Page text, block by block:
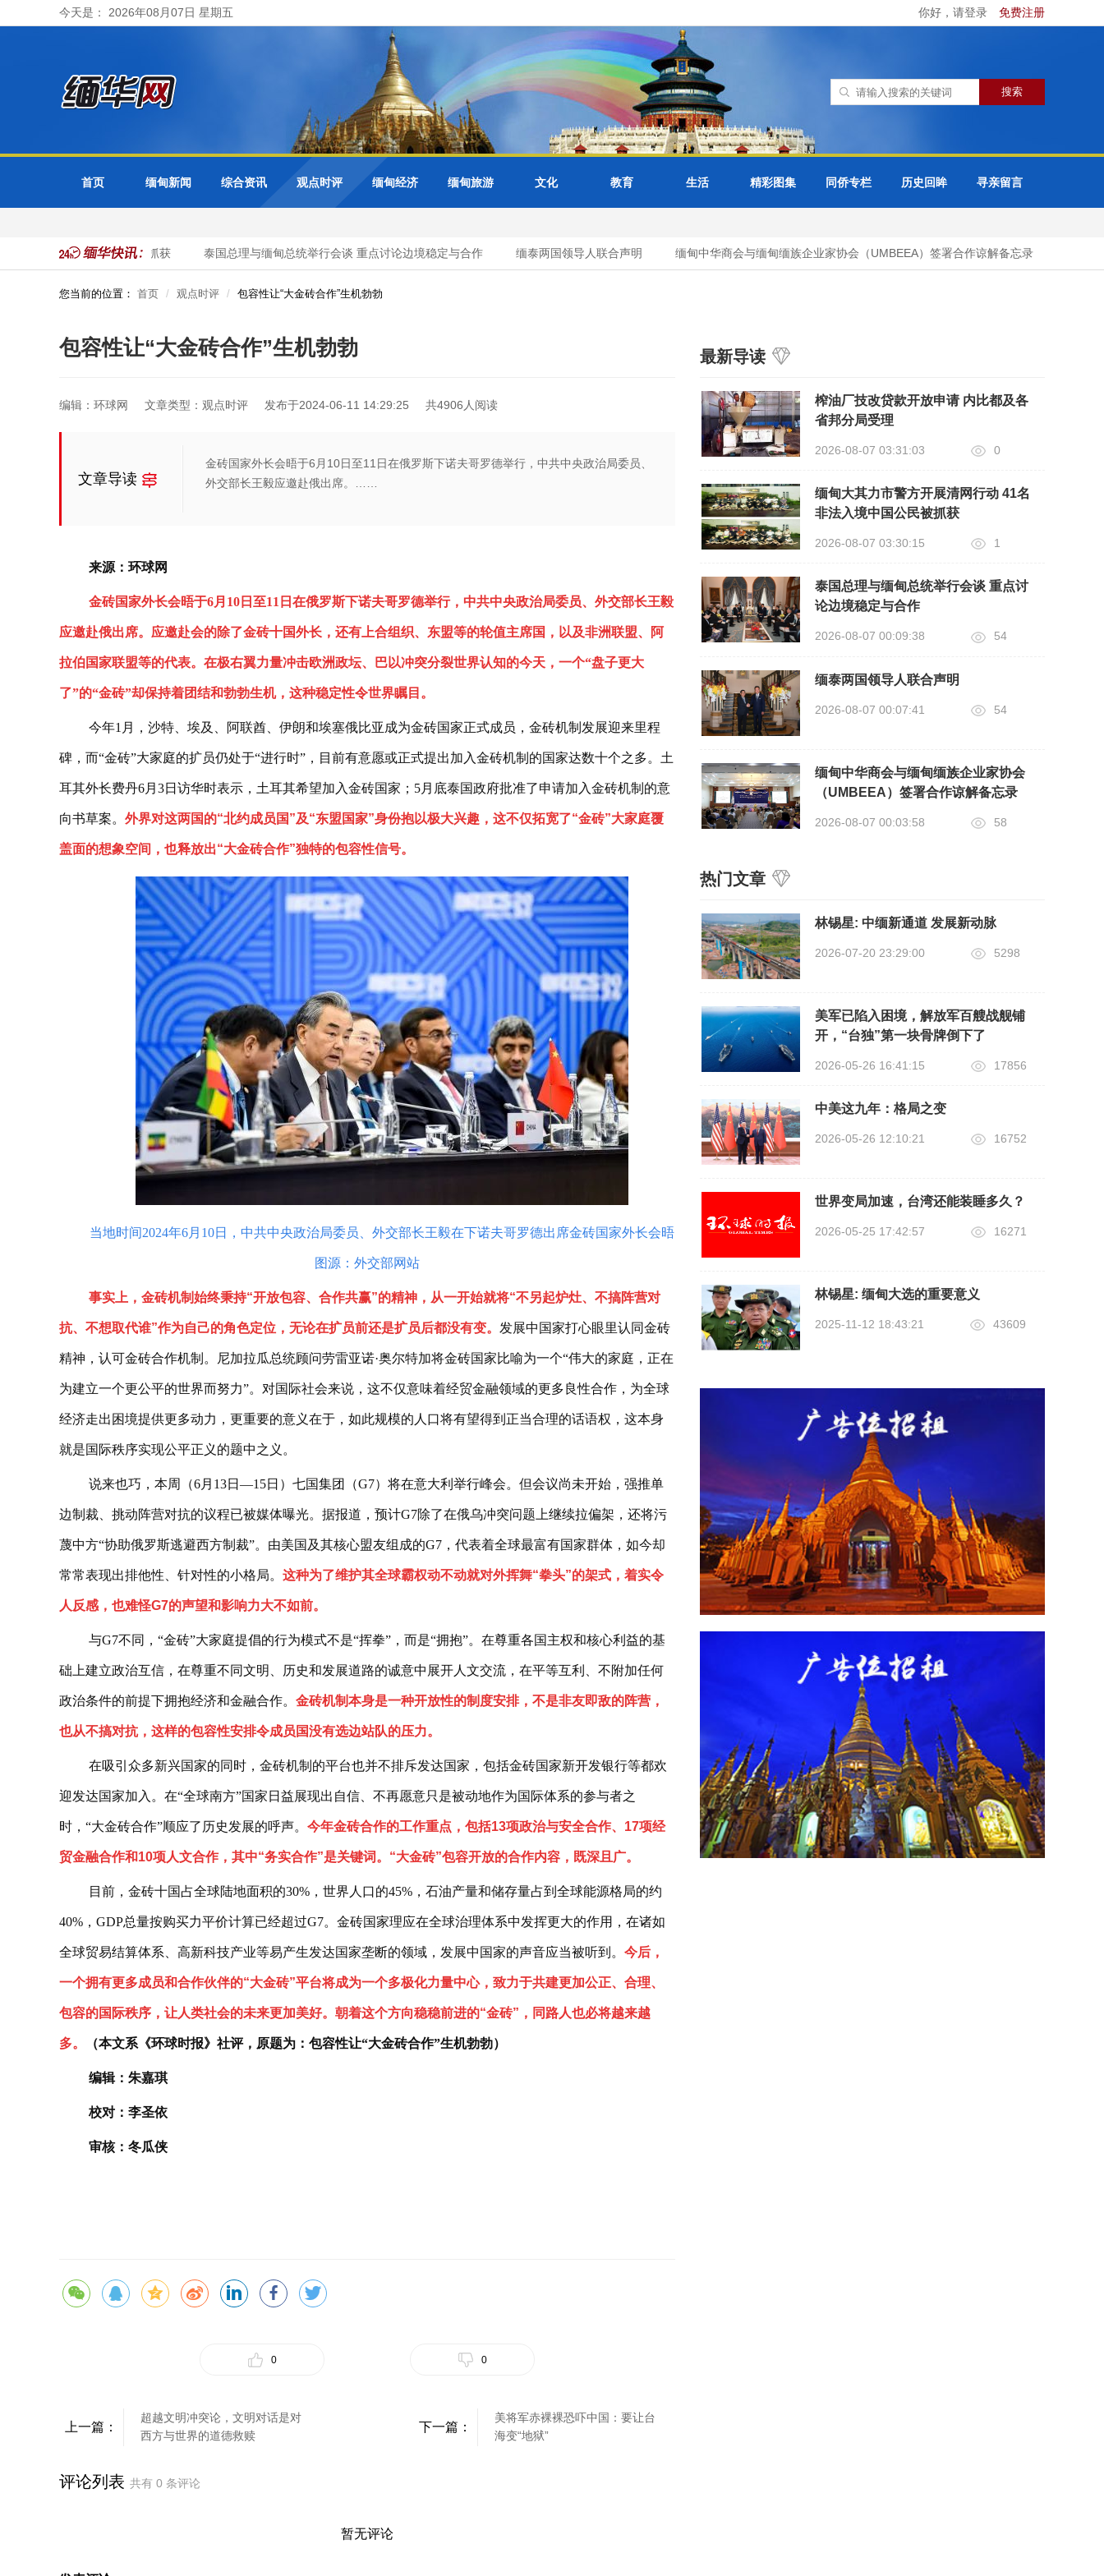
今天是： 2026年08月07日 星期五 你好，请登录 免费注册
首页 缅甸新闻 综合资讯 观点时评 缅甸经济 缅甸旅游 文化 教育 生活 精彩图集 同侨专栏 历史回眸 寻亲留言
名非法入境中国公民被抓获 泰国总理与缅甸总统举行会谈 重点讨论边境稳定与合作 缅泰两国领导人联合声明 缅甸中华商会与缅甸缅族企业家协会（UMBEEA）签署合作谅解备忘录
您当前的位置： 首页 观点时评 包容性让“大金砖合作”生机勃勃
包容性让“大金砖合作”生机勃勃
编辑：环球网 文章类型：观点时评 发布于2024-06-11 14:29:25 共4906人阅读
文章导读
金砖国家外长会晤于6月10日至11日在俄罗斯下诺夫哥罗德举行，中共中央政治局委员、
外交部长王毅应邀赴俄出席。……
来源：环球网
金砖国家外长会晤于6月10日至11日在俄罗斯下诺夫哥罗德举行，中共中央政治局委员、外交部长王毅
应邀赴俄出席。应邀赴会的除了金砖十国外长，还有上合组织、东盟等的轮值主席国，以及非洲联盟、阿
拉伯国家联盟等的代表。在极右翼力量冲击欧洲政坛、巴以冲突分裂世界认知的今天，一个“盘子更大
了”的“金砖”却保持着团结和勃勃生机，这种稳定性令世界瞩目。
今年1月，沙特、埃及、阿联酋、伊朗和埃塞俄比亚成为金砖国家正式成员，金砖机制发展迎来里程
碑，而“金砖”大家庭的扩员仍处于“进行时”，目前有意愿或正式提出加入金砖机制的国家达数十个之多。土
耳其外长费丹6月3日访华时表示，土耳其希望加入金砖国家；5月底泰国政府批准了申请加入金砖机制的意
向书草案。 外界对这两国的“北约成员国”及“东盟国家”身份抱以极大兴趣，这不仅拓宽了“金砖”大家庭覆
盖面的想象空间，也释放出“大金砖合作”独特的包容性信号。
当地时间2024年6月10日，中共中央政治局委员、外交部长王毅在下诺夫哥罗德出席金砖国家外长会晤
图源：外交部网站
事实上，金砖机制始终秉持“开放包容、合作共赢”的精神，从一开始就将“不另起炉灶、不搞阵营对
抗、不想取代谁”作为自己的角色定位，无论在扩员前还是扩员后都没有变。 发展中国家打心眼里认同金砖
精神，认可金砖合作机制。尼加拉瓜总统顾问劳雷亚诺·奥尔特加将金砖国家比喻为一个“伟大的家庭，正在
为建立一个更公平的世界而努力”。对国际社会来说，这不仅意味着经贸金融领域的更多良性合作，为全球
经济走出困境提供更多动力，更重要的意义在于，如此规模的人口将有望得到正当合理的话语权，这本身
就是国际秩序实现公平正义的题中之义。
说来也巧，本周（6月13日—15日）七国集团（G7）将在意大利举行峰会。但会议尚未开始，强推单
边制裁、挑动阵营对抗的议程已被媒体曝光。据报道，预计G7除了在俄乌冲突问题上继续拉偏架，还将污
蔑中方“协助俄罗斯逃避西方制裁”。由美国及其核心盟友组成的G7，代表着全球最富有国家群体，如今却
常常表现出排他性、针对性的小格局。 这种为了维护其全球霸权动不动就对外挥舞“拳头”的架式，着实令
人反感，也难怪G7的声望和影响力大不如前。
与G7不同，“金砖”大家庭提倡的行为模式不是“挥拳”，而是“拥抱”。在尊重各国主权和核心利益的基
础上建立政治互信，在尊重不同文明、历史和发展道路的诚意中展开人文交流，在平等互利、不附加任何
政治条件的前提下拥抱经济和金融合作。 金砖机制本身是一种开放性的制度安排，不是非友即敌的阵营，
也从不搞对抗，这样的包容性安排令成员国没有选边站队的压力。
在吸引众多新兴国家的同时，金砖机制的平台也并不排斥发达国家，包括金砖国家新开发银行等都欢
迎发达国家加入。在“全球南方”国家日益展现出自信、不再愿意只是被动地作为国际体系的参与者之
时，“大金砖合作”顺应了历史发展的呼声。 今年金砖合作的工作重点，包括13项政治与安全合作、17项经
贸金融合作和10项人文合作，其中“务实合作”是关键词。“大金砖”包容开放的合作内容，既深且广。
目前，金砖十国占全球陆地面积的30%，世界人口的45%，石油产量和储存量占到全球能源格局的约
40%，GDP总量按购买力平价计算已经超过G7。金砖国家理应在全球治理体系中发挥更大的作用，在诸如
全球贸易结算体系、高新科技产业等易产生发达国家垄断的领域，发展中国家的声音应当被听到。 今后，
一个拥有更多成员和合作伙伴的“大金砖”平台将成为一个多极化力量中心，致力于共建更加公正、合理、
包容的国际秩序，让人类社会的未来更加美好。朝着这个方向稳稳前进的“金砖”，同路人也必将越来越
多。 （本文系《环球时报》社评，原题为：包容性让“大金砖合作”生机勃勃）
编辑：朱嘉琪
校对：李圣依
审核：冬瓜侠
0 0
上一篇：
超越文明冲突论，文明对话是对
西方与世界的道德救赎
下一篇：
美将军赤裸裸恐吓中国：要让台
海变“地狱”
评论列表 共有 0 条评论
暂无评论
最新导读
榨油厂技改贷款开放申请 内比都及各
省邦分局受理
2026-08-07 03:31:03 0
缅甸大其力市警方开展清网行动 41名
非法入境中国公民被抓获
2026-08-07 03:30:15 1
泰国总理与缅甸总统举行会谈 重点讨
论边境稳定与合作
2026-08-07 00:09:38 54
缅泰两国领导人联合声明
2026-08-07 00:07:41 54
缅甸中华商会与缅甸缅族企业家协会
（UMBEEA）签署合作谅解备忘录
2026-08-07 00:03:58 58
热门文章
​林锡星: 中缅新通道 发展新动脉
2026-07-20 23:29:00 5298
美军已陷入困境，解放军百艘战舰铺
开，“台独”第一块骨牌倒下了
2026-05-26 16:41:15 17856
中美这九年：格局之变
2026-05-26 12:10:21 16752
世界变局加速，台湾还能装睡多久？
2026-05-25 17:42:57 16271
林锡星: 缅甸大选的重要意义
2025-11-12 18:43:21 43609